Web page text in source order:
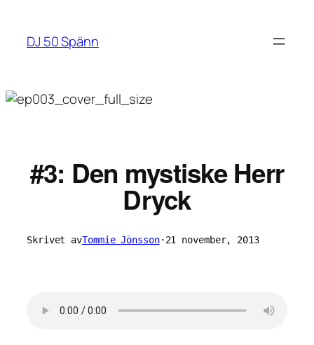
innehåll
DJ 50 Spänn
#3: Den mystiske Herr
Dryck
Skrivet avTommie Jönsson· 21 november, 2013